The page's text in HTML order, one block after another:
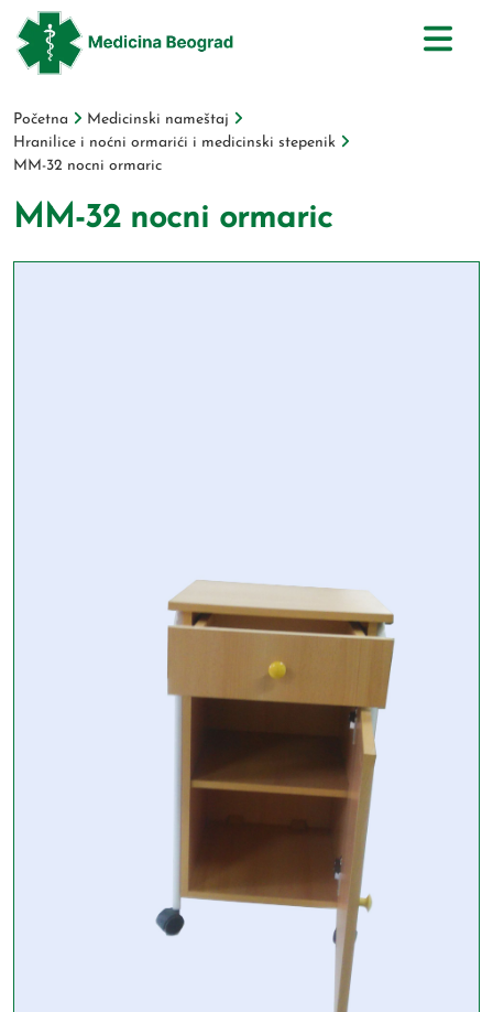
Početna
Medicinski nameštaj
Hranilice i noćni ormarići i medicinski stepenik
MM-32 nocni ormaric
MM-32 nocni ormaric